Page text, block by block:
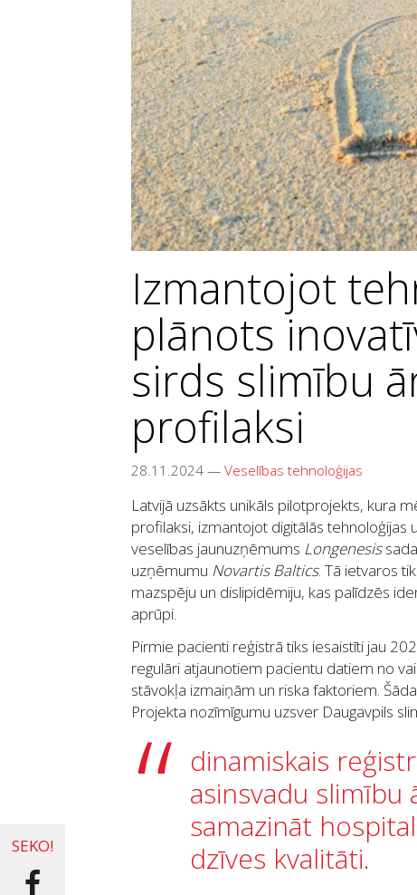
Izmantojot
plānots
sirds slimību
profilaksi
28.11.2024— Veselības tehnoloģijas
Latvijā uzsākts unikāls pilotprojekts, kura
profilaksi, izmantojot digitālās tehnoloģijas
veselības jaunuzņēmums Longenesis
uzņēmumu Novartis Baltics. Tā ietvaros
mazspēju un dislipidēmiju, kas palīdzēs
aprūpi.
Pirmie pacienti reģistrā tiks iesaistīti jau
regulāri atjaunotiem pacientu datiem no
stāvokļa izmaiņām un riska faktoriem.
Projekta nozīmīgumu uzsver Daugavpils
dinamiskais
asinsvadu slimību
samazināt
dzīves kvalitāti.
SEKO!